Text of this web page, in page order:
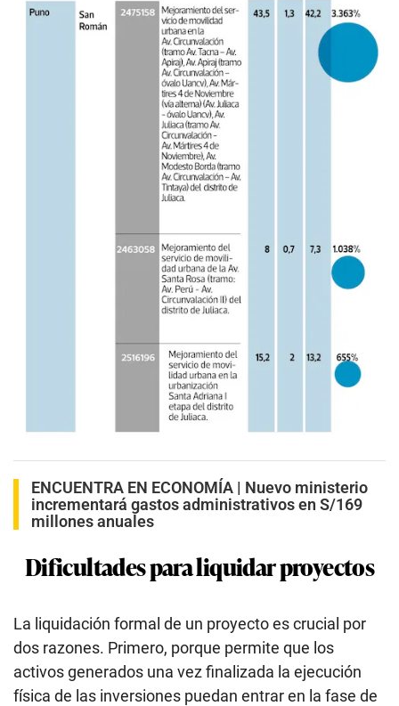
ENCUENTRA EN ECONOMÍA | Nuevo ministerio
incrementará gastos administrativos en S/169
millones anuales
Dificultades para liquidar proyectos
La liquidación formal de un proyecto es crucial por
dos razones. Primero, porque permite que los
activos generados una vez finalizada la ejecución
física de las inversiones puedan entrar en la fase de